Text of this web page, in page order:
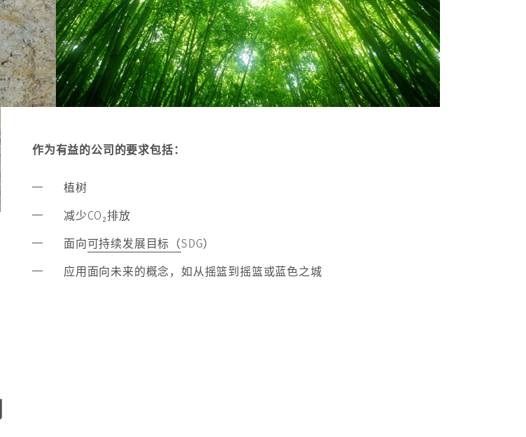
作为有益的公司的要求包括：
植树
减少CO₂排放​
面向可持续发展目标（SDG）​
应用面向未来的概念，如从摇篮到摇篮或蓝色之城